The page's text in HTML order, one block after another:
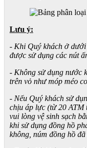
Lưu ý:
- Khi Quý khách ở
được sử dụng các nút
- Không sử dụng nước
trên vỏ như móp méo
- Nếu Quý khách sử
chịu áp lực (từ 20 ATM
vui lòng vệ sinh sạch
khi sử dụng đồng hồ
không, núm đồng hồ